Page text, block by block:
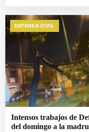
DEFENSA CIVIL
Intensos trabajos de
del domingo a la